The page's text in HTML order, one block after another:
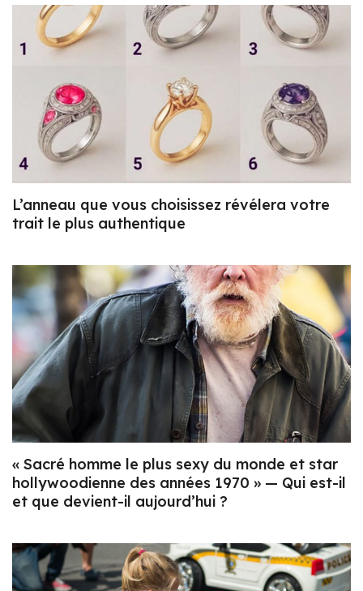
L’anneau que vous choisissez révélera votre
trait le plus authentique
« Sacré homme le plus sexy du monde et star
hollywoodienne des années 1970 » — Qui est-il
et que devient-il aujourd’hui ?